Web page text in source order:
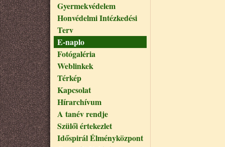
Gyermekvédelem
Honvédelmi Intézkedési
Terv
E-naplo
Fotógaléria
Weblinkek
Térkép
Kapcsolat
Hírarchívum
A tanév rendje
Szülői értekezlet
Időspirál Élményközpont